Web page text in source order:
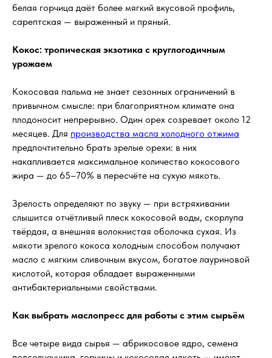
белая горчица даёт более мягкий вкусовой профиль,
сарептская — выраженный и пряный.
Кокос: тропическая экзотика с круглогодичным
урожаем
Кокосовая пальма не знает сезонных ограничений в
привычном смысле: при благоприятном климате она
плодоносит непрерывно. Один орех созревает около 12
месяцев. Для производства масла холодного отжима
предпочтительно брать зрелые орехи: в них
накапливается максимальное количество кокосового
жира — до 65–70% в пересчёте на сухую мякоть.
Зрелость определяют по звуку — при встряхивании
слышится отчётливый плеск кокосовой воды, скорлупа
твёрдая, а внешняя волокнистая оболочка сухая. Из
мякоти зрелого кокоса холодным способом получают
масло с мягким сливочным вкусом, богатое лауриновой
кислотой, которая обладает выраженными
антибактериальными свойствами.
Как выбрать маслопресс для работы с этим сырьём
Все четыре вида сырья — абрикосовое ядро, семена